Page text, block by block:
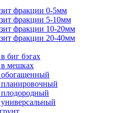
фракции 0-5мм
фракции 5-10мм
фракции 10-20мм
фракции 20-40мм
биг бэгах
в мешках
обогащенный
планировочный
плодородный